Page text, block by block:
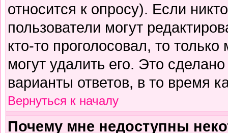
относится к опросу). Если
пользователи могут
кто-то проголосовал, то
могут удалить его. Это
варианты ответов, в то время
Вернуться к началу
Почему мне недоступны